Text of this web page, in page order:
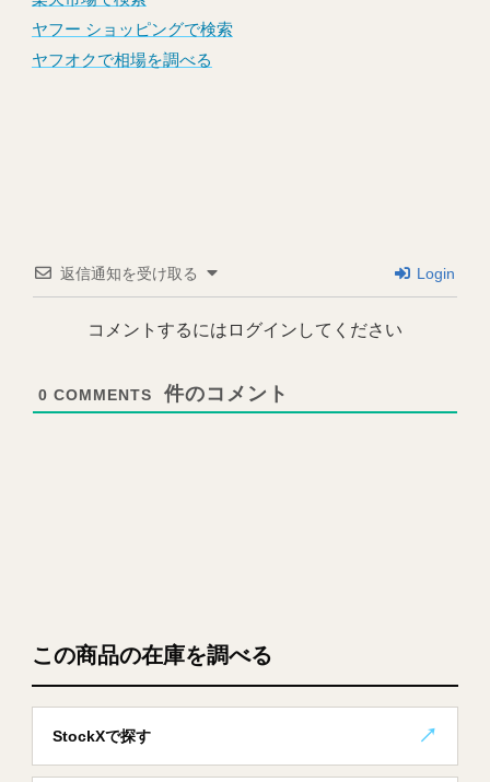
ヤフー ショッピングで検索
ヤフオクで相場を調べる
この商品の在庫を調べる
StockXで探す
返信通知を受け取る Login
コメントするにはログインしてください
0 COMMENTS